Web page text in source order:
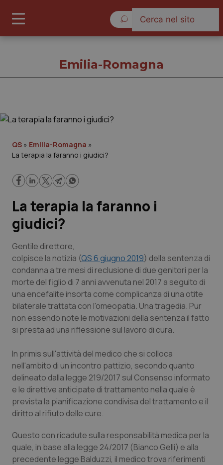
Cronache
Lavoro e Professioni
Scienza e Farmaci
Studi e Analisi
Lettere al direttore
Edizioni Regionali
QS Pro
Professionisti Sanitari.AI
Abruzzo
Calabria
QS Pro Gold
Asma & BPCO
Emilia-Romagna
QS » Emilia-Romagna »
La terapia la faranno i giudici?
La terapia la faranno i
giudici?
Gentile direttore,
colpisce la notizia (QS 6 giugno 2019) della sentenza di
condanna a tre mesi di reclusione di due genitori per la
morte del figlio di 7 anni avvenuta nel 2017 a seguito di
una encefalite insorta come complicanza di una otite
bilaterale trattata con l'omeopatia. Una tragedia. Pur
non essendo note le motivazioni della sentenza il fatto
si presta ad una riflessione sul lavoro di cura.
In primis sull'attività del medico che si colloca
nell'ambito di un incontro pattizio, secondo quanto
delineato dalla legge 219/2017 sul Consenso informato
e le direttive anticipate di trattamento nella quale è
prevista la pianificazione condivisa del trattamento e il
diritto al rifiuto delle cure.
Questo con ricadute sulla responsabilità medica per la
quale, in base alla legge 24/2017 (Bianco Gelli) e alla
precedente legge Balduzzi, il medico trova riferimenti